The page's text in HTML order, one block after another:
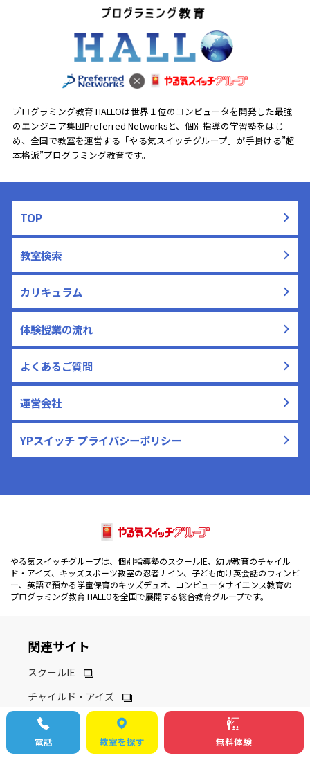
電話 教室を探す 無料体験
プログラミング教育 HALLOは世界１位のコンピュータを開発した最強
のエンジニア集団Preferred Networksと、 個別指導の学習塾をはじ
め、全国で教室を運営する「やる気スイッチグループ」が手掛ける”超
本格派”プログラミング教育です。
TOP
教室検索
カリキュラム
体験授業の流れ
よくあるご質問
運営会社
YPスイッチ プライバシーポリシー
やる気スイッチグループは、個別指導塾のスクールIE、幼児教育のチャイル
ド・アイズ、キッズスポーツ教室の忍者ナイン、子ども向け英会話のウィンビ
ー、英語で預かる学童保育のキッズデュオ、コンピュータサイエンス教育の
プログラミング教育 HALLOを全国で展開する総合教育グループです。
関連サイト
スクールIE
チャイルド・アイズ
忍者ナイン
WinBe